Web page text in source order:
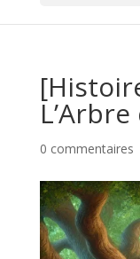
0 commentaires